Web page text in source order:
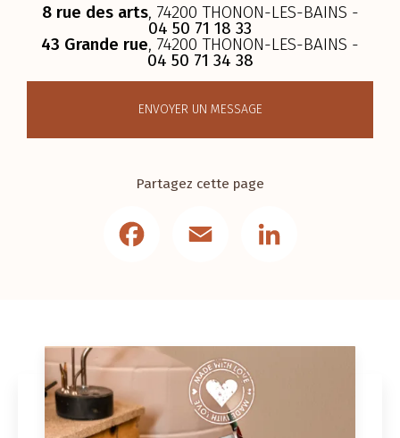
8 rue des arts, 74200 THONON-LES-BAINS -
04 50 71 18 33
43 Grande rue, 74200 THONON-LES-BAINS -
04 50 71 34 38
ENVOYER UN MESSAGE
Partagez cette page